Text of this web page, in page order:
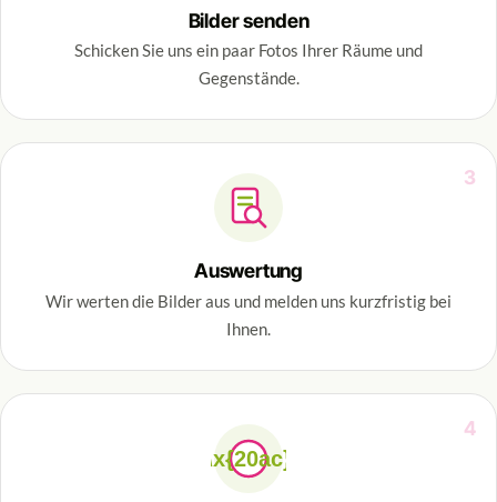
Bilder senden
Schicken Sie uns ein paar Fotos Ihrer Räume und
Gegenstände.
3
Auswertung
Wir werten die Bilder aus und melden uns kurzfristig bei
Ihnen.
4
\x{20ac}